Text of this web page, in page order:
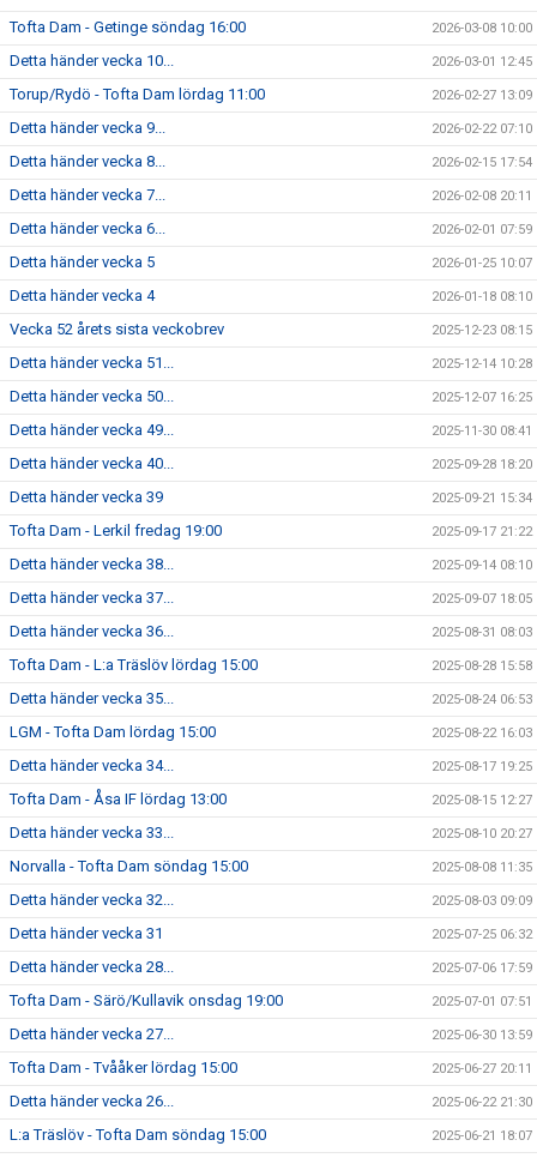
Tofta Dam - Getinge söndag 16:00 2026-03-08 10:00
Detta händer vecka 10... 2026-03-01 12:45
Torup/Rydö - Tofta Dam lördag 11:00 2026-02-27 13:09
Detta händer vecka 9... 2026-02-22 07:10
Detta händer vecka 8... 2026-02-15 17:54
Detta händer vecka 7... 2026-02-08 20:11
Detta händer vecka 6... 2026-02-01 07:59
Detta händer vecka 5 2026-01-25 10:07
Detta händer vecka 4 2026-01-18 08:10
Vecka 52 årets sista veckobrev 2025-12-23 08:15
Detta händer vecka 51... 2025-12-14 10:28
Detta händer vecka 50... 2025-12-07 16:25
Detta händer vecka 49... 2025-11-30 08:41
Detta händer vecka 40... 2025-09-28 18:20
Detta händer vecka 39 2025-09-21 15:34
Tofta Dam - Lerkil fredag 19:00 2025-09-17 21:22
Detta händer vecka 38... 2025-09-14 08:10
Detta händer vecka 37... 2025-09-07 18:05
Detta händer vecka 36... 2025-08-31 08:03
Tofta Dam - L:a Träslöv lördag 15:00 2025-08-28 15:58
Detta händer vecka 35... 2025-08-24 06:53
LGM - Tofta Dam lördag 15:00 2025-08-22 16:03
Detta händer vecka 34... 2025-08-17 19:25
Tofta Dam - Åsa IF lördag 13:00 2025-08-15 12:27
Detta händer vecka 33... 2025-08-10 20:27
Norvalla - Tofta Dam söndag 15:00 2025-08-08 11:35
Detta händer vecka 32... 2025-08-03 09:09
Detta händer vecka 31 2025-07-25 06:32
Detta händer vecka 28... 2025-07-06 17:59
Tofta Dam - Särö/Kullavik onsdag 19:00 2025-07-01 07:51
Detta händer vecka 27... 2025-06-30 13:59
Tofta Dam - Tvååker lördag 15:00 2025-06-27 20:11
Detta händer vecka 26... 2025-06-22 21:30
L:a Träslöv - Tofta Dam söndag 15:00 2025-06-21 18:07